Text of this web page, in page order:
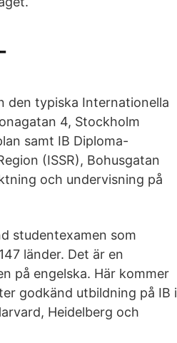
den typiska Internationella
4, Stockholm
samt IB Diploma-
(ISSR), Bohusgatan
och undervisning på
studentexamen som
länder. Det är en
på engelska. Här kommer
godkänd utbildning på IB i
Heidelberg och